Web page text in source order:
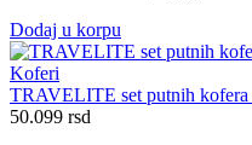
Dodaj u korpu
Koferi
TRAVELITE set putnih
50.099 rsd